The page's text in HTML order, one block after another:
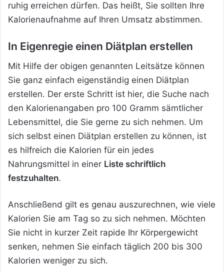
ruhig erreichen dürfen. Das heißt, Sie sollten Ihre
Kalorienaufnahme auf Ihren Umsatz abstimmen.
In Eigenregie einen Diätplan erstellen
Mit Hilfe der obigen genannten Leitsätze können
Sie ganz einfach eigenständig einen Diätplan
erstellen. Der erste Schritt ist hier, die Suche nach
den Kalorienangaben pro 100 Gramm sämtlicher
Lebensmittel, die Sie gerne zu sich nehmen. Um
sich selbst einen Diätplan erstellen zu können, ist
es hilfreich die Kalorien für ein jedes
Nahrungsmittel in einer Liste schriftlich
festzuhalten.
Anschließend gilt es genau auszurechnen, wie viele
Kalorien Sie am Tag so zu sich nehmen. Möchten
Sie nicht in kurzer Zeit rapide Ihr Körpergewicht
senken, nehmen Sie einfach täglich 200 bis 300
Kalorien weniger zu sich.